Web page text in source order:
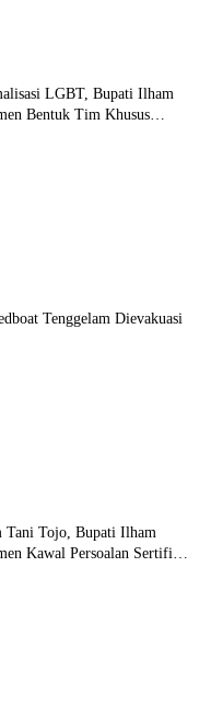
LGBT, Bupati Ilham
Bentuk Tim Khusus
Tenggelam Dievakuasi
Tani Tojo, Bupati Ilham
Kawal Persoalan Sertifikat